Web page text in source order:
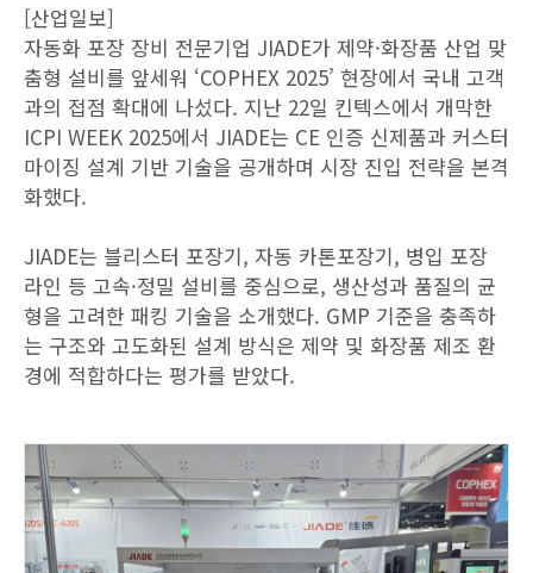
[산업일보]
자동화 포장 장비 전문기업 JIADE가 제약·화장품 산업 맞
춤형 설비를 앞세워 ‘COPHEX 2025’ 현장에서 국내 고객
과의 접점 확대에 나섰다. 지난 22일 킨텍스에서 개막한
ICPI WEEK 2025에서 JIADE는 CE 인증 신제품과 커스터
마이징 설계 기반 기술을 공개하며 시장 진입 전략을 본격
화했다.
JIADE는 블리스터 포장기, 자동 카톤포장기, 병입 포장
라인 등 고속·정밀 설비를 중심으로, 생산성과 품질의 균
형을 고려한 패킹 기술을 소개했다. GMP 기준을 충족하
는 구조와 고도화된 설계 방식은 제약 및 화장품 제조 환
경에 적합하다는 평가를 받았다.